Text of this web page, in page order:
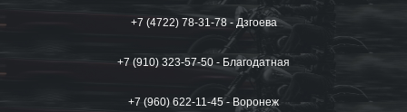
+7 (4722) 78-31-78 - Дзгоева
+7 (910) 323-57-50 - Благодатная
+7 (960) 622-11-45 - Воронеж